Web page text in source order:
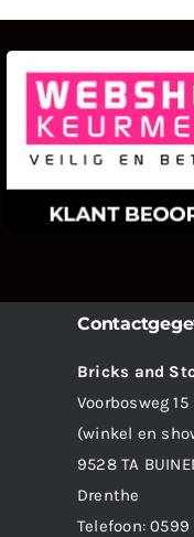
KLANT
We zijn er zeer
weten wat u als
onze
Bricks and
Voorbosweg 15
(winkel en
9528 TA
Drenthe
Telefoon:0599